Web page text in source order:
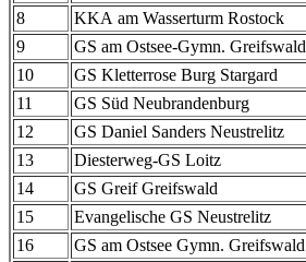
8
KKA am Wasserturm Rostock
9
GS am Ostsee-Gymn. Greifswald
10
GS Kletterrose Burg Stargard
11
GS Süd Neubrandenburg
12
GS Daniel Sanders Neustrelitz
13
Diesterweg-GS Loitz
14
GS Greif Greifswald
15
Evangelische GS Neustrelitz
16
GS am Ostsee Gymn. Greifswald